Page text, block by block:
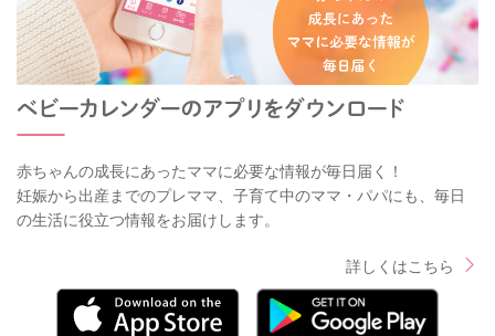
赤ちゃんの成長にあったママに必要な情報が毎日届く！
妊娠から出産までのプレママ、子育て中のママ・パパにも、毎日
の生活に役立つ情報をお届けします。
詳しくはこちら